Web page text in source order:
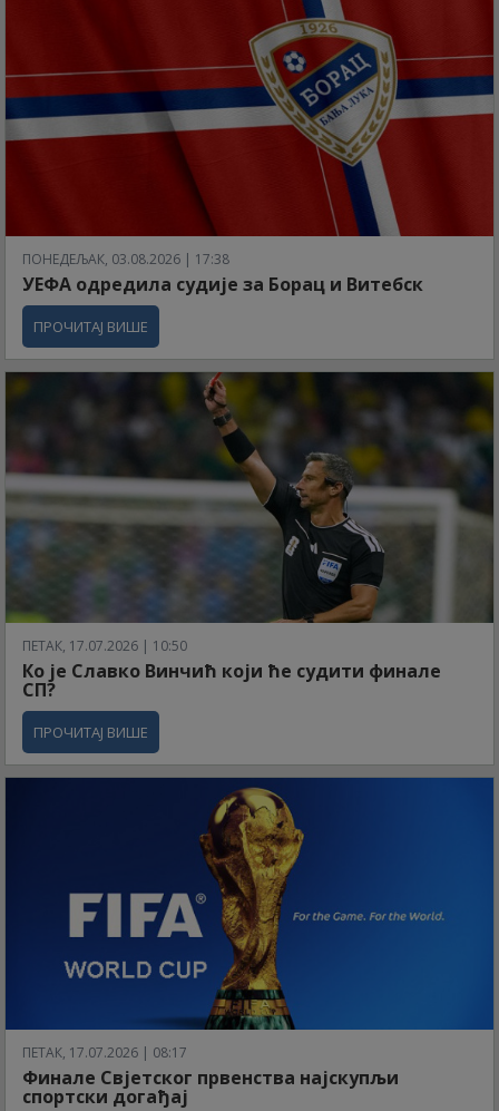
ПОНЕДЕЉАК, 03.08.2026 | 17:38
УЕФА одредила судије за Борац и Витебск
ПРОЧИТАЈ ВИШЕ
ПЕТАК, 17.07.2026 | 10:50
Ко је Славко Винчић који ће судити финале
СП?
ПРОЧИТАЈ ВИШЕ
ПЕТАК, 17.07.2026 | 08:17
Финале Свјетског првенства најскупљи
спортски догађај